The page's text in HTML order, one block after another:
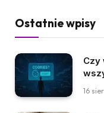
Ostatnie wpisy
Czy
16